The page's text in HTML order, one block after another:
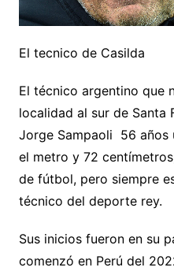
El tecnico de Casilda
El técnico argentino que
localidad al sur de Santa
Jorge Sampaoli 56 años
el metro y 72
de fútbol, pero siempre
técnico del deporte rey.
Sus inicios fueron en su
comenzó en Perú del